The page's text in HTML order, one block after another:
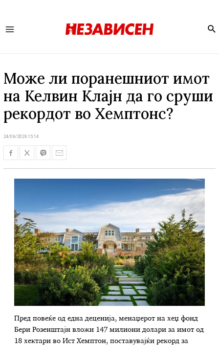
Може ли поранешниот имот
на Келвин Клајн да го сруши
рекордот во Хемптонс?
24/06/2026 15:14
Пред повеќе од една деценија, менаџерот на хеџ фонд
Бери Розенштајн вложи 147 милиони долари за имот од
18 хектари во Ист Хемптон, поставувајќи рекорд за